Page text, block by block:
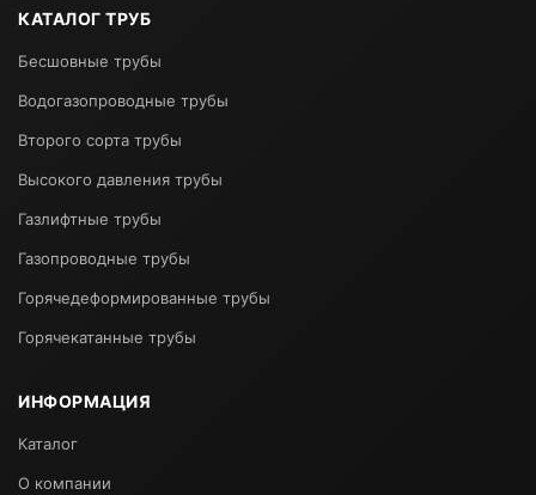
КАТАЛОГ ТРУБ
Бесшовные трубы
Водогазопроводные трубы
Второго сорта трубы
Высокого давления трубы
Газлифтные трубы
Газопроводные трубы
Горячедеформированные трубы
Горячекатанные трубы
ИНФОРМАЦИЯ
Каталог
О компании